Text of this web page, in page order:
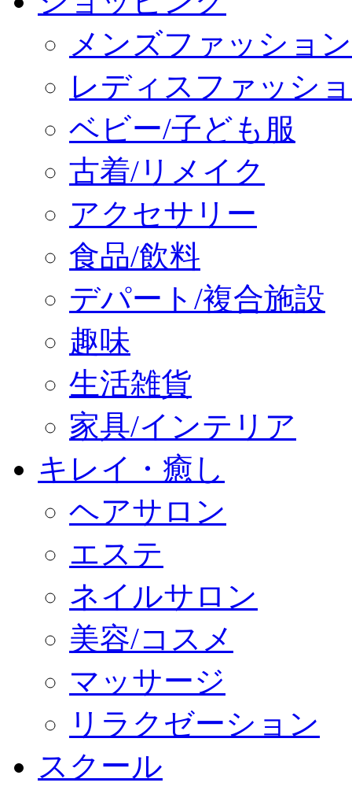
メンズファッション
レディスファッシ
ベビー/子ども服
古着/リメイク
アクセサリー
食品/飲料
デパート/複合施設
趣味
生活雑貨
家具/インテリア
キレイ・癒し
ヘアサロン
エステ
ネイルサロン
美容/コスメ
マッサージ
リラクゼーション
スクール